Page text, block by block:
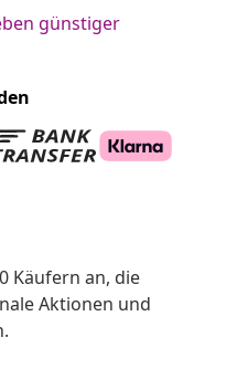
günstiger
Käufern an, die
Aktionen und